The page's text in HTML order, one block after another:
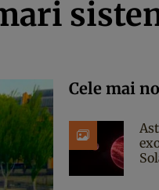
Cele mai